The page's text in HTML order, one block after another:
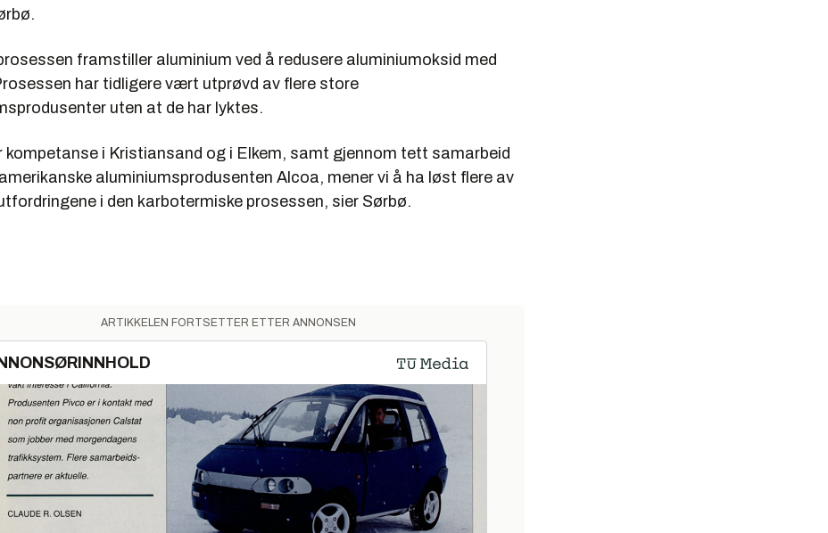
framstiller aluminium ved å redusere aluminiumoksid med
har tidligere vært utprøvd av flere store
uten at de har lyktes.
kompetanse i Kristiansand og i Elkem, samt gjennom tett samarbeid
aluminiumsprodusenten Alcoa, mener vi å ha løst flere av
i den karbotermiske prosessen, sier Sørbø.
ARTIKKELEN FORTSETTER ETTER ANNONSEN